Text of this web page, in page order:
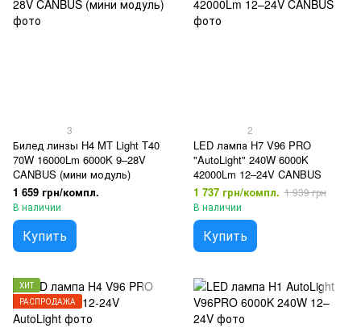
3
Билед линзы H4 MT Light T40
70W 16000Lm 6000K 9–28V
CANBUS (мини модуль)
1 659 грн/компл.
В наличии
Купить
2
LED лампа H7 V96 PRO
"AutoLight" 240W 6000K
42000Lm 12–24V CANBUS
1 737 грн/компл. 1 939 грн
В наличии
Купить
ХИТ
РАСПРОДАЖА